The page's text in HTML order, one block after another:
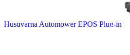
Husqvarna Automower EPOS Plug-in